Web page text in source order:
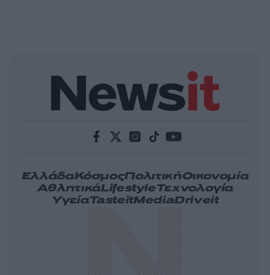
ΕλλάδαΚόσμοςΠολιτικήΟικονομία
ΑθλητικάLifestyleΤεχνολογία
ΥγείαTasteitMediaDriveit